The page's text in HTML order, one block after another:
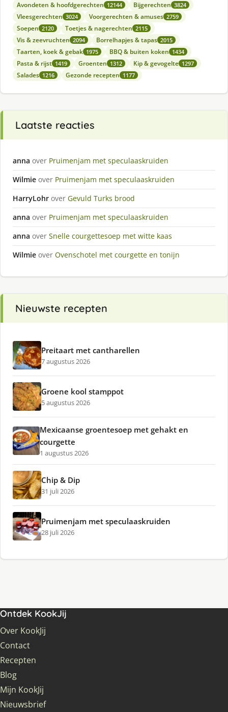
Avondeten & hoofdgerechten 12144 Bijgerechten 3824
Vleesgerechten 3024 Voorgerechten & amuses 2759
Soepen 2120 Toetjes & nagerechten 2115
Vis & zeevruchten 2094 Borrelhapjes & tapas 2015
Taarten, koek & gebak 1975 BBQ & buiten koken 1434
Pasta & rijst 1419 Groenten 1312 Kip & gevogelte 1297
Salades 1216 Gezonde recepten 1177
Laatste reacties
anna over Pruimenjam met speculaaskruiden
Wilmie over Pruimenjam met speculaaskruiden
HarryLohr over Gevuld Turks brood
anna over Pruimenjam met speculaaskruiden
anna over Snelle courgettesoep met witte kaas
Wilmie over Ovenschotel met courgette en tonijn
Nieuwste recepten
Preitaart met cantharellen
7 augustus 2026
Groene kool stamppot
5 augustus 2026
Mexicaanse groentesoep met gehakt en
courgette
1 augustus 2026
Chip & Dip
31 juli 2026
Pruimenjam met speculaaskruiden
28 juli 2026
Ontdek KookJij
Over KookJij
Contact
Recepten
Blog
Mijn KookJij
Nieuwsbrief